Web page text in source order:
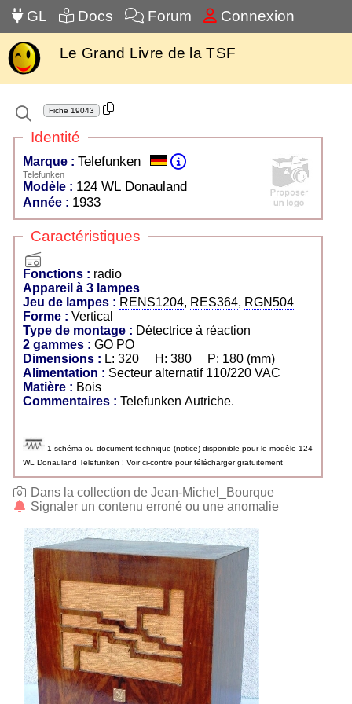
GL Docs Forum Connexion
Le Grand Livre de la TSF
Fiche 19043
Identité
Marque : Telefunken
Telefunken
Modèle : 124 WL Donauland
Année : 1933
Caractéristiques
Fonctions : radio
Appareil à 3 lampes
Jeu de lampes : RENS1204, RES364, RGN504
Forme : Vertical
Type de montage : Détectrice à réaction
2 gammes :
GO PO
Dimensions : L: 320 H: 380 P: 180 (mm)
Alimentation : Secteur alternatif 110/220 VAC
Matière : Bois
Commentaires : Telefunken Autriche.
1 schéma ou document technique (notice) disponible pour le modèle 124
WL Donauland Telefunken ! Voir ci-contre pour télécharger gratuitement
Dans la collection de Jean-Michel_Bourque
Signaler un contenu erroné ou une anomalie